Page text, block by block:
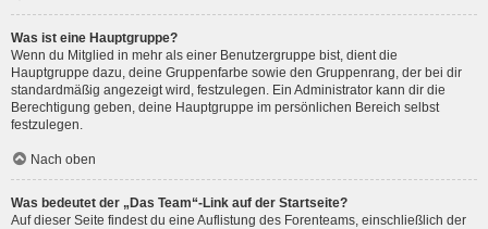
Was ist eine Hauptgruppe?
Wenn du Mitglied in mehr als einer Benutzergruppe bist, dient die
Hauptgruppe dazu, deine Gruppenfarbe sowie den Gruppenrang, der bei dir
standardmäßig angezeigt wird, festzulegen. Ein Administrator kann dir die
Berechtigung geben, deine Hauptgruppe im persönlichen Bereich selbst
festzulegen.
Nach oben
Was bedeutet der „Das Team“-Link auf der Startseite?
Auf dieser Seite findest du eine Auflistung des Forenteams, einschließlich der